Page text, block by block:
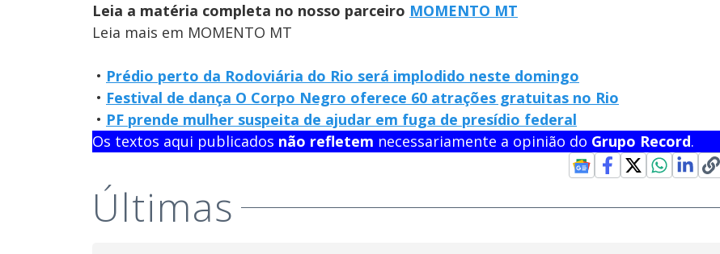
Leia a matéria completa no nosso parceiro MOMENTO MT
Leia mais em MOMENTO MT
• Prédio perto da Rodoviária do Rio será implodido neste domingo
• Festival de dança O Corpo Negro oferece 60 atrações gratuitas no Rio
• PF prende mulher suspeita de ajudar em fuga de presídio federal
Os textos aqui publicados não refletem necessariamente a opinião do Grupo Record.
Últimas